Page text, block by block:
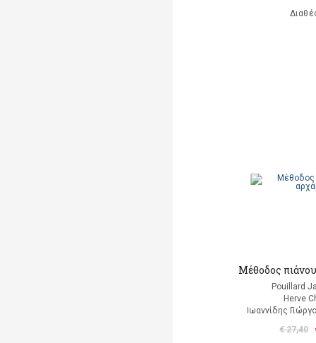
Μέθοδος
Pouillard
Herve
Ιωαννίδης
€ 27,40